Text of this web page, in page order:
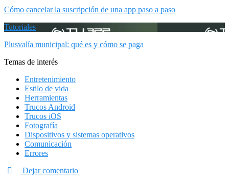
Cómo cancelar la suscripción de una app paso a paso
Tutoriales
Plusvalía municipal: qué es y cómo se paga
Temas de interés
Entretenimiento
Estilo de vida
Herramientas
Trucos Android
Trucos iOS
Fotografía
Dispositivos y sistemas operativos
Comunicación
Errores
Dejar comentario